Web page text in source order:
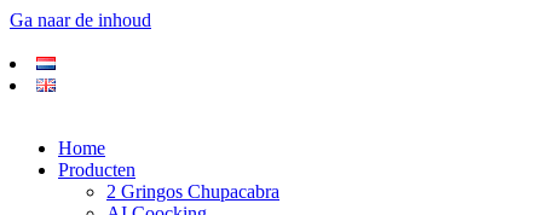
Ga naar de inhoud
Home
Producten
2 Gringos Chupacabra